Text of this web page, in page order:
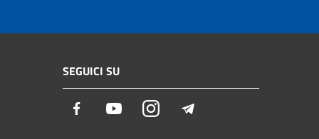
SEGUICI SU
Facebook YoutubeInstagram